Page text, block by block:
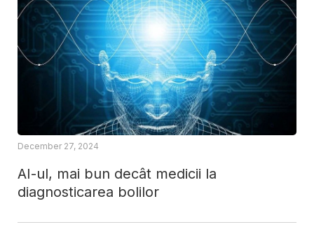
AI-ul, mai bun decât medicii la
diagnosticarea bolilor
December 27, 2024